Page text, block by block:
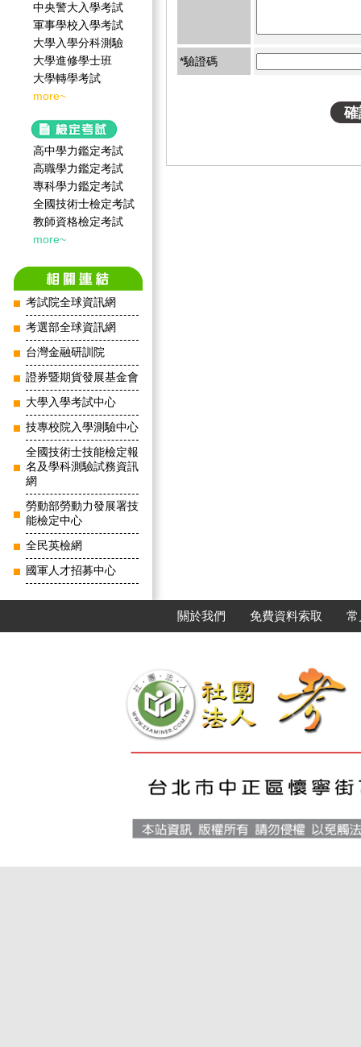
中央警大入學考試
軍事學校入學考試
大學入學分科測驗
大學進修學士班
大學轉學考試
more~
高中學力鑑定考試
高職學力鑑定考試
專科學力鑑定考試
全國技術士檢定考試
教師資格檢定考試
more~
考試院全球資訊網
考選部全球資訊網
台灣金融研訓院
證券暨期貨發展基金會
大學入學考試中心
技專校院入學測驗中心
全國技術士技能檢定報
名及學科測驗試務資訊
網
勞動部勞動力發展署技
能檢定中心
全民英檢網
國軍人才招募中心
*驗證碼
關於我們 免費資料索取 常